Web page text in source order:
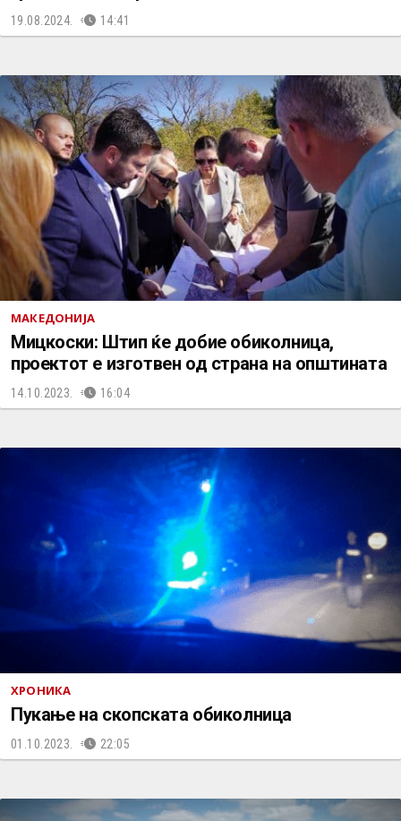
19.08.2024. 14:41
МАКЕДОНИЈА
Мицкоски: Штип ќе добие обиколница,
проектот е изготвен од страна на општината
14.10.2023. 16:04
ХРОНИКА
Пукање на скопската обиколница
01.10.2023. 22:05